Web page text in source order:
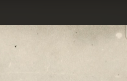
"Georg Friedrich Brandseph német fotográfus felvétele Stuttgartról: az Új Kastély (Neuenschloss) és a Kastély tér (Schlossplatz)." A kép forrását kérjük így adja meg: Fortepan / Budapest Főváros Levéltára. Levéltári jelzet: HU.BFL.XV.19.d.1.22.010